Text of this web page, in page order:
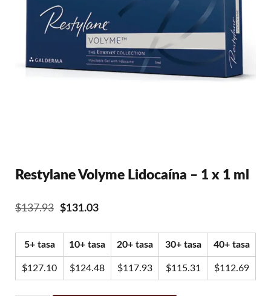
Restylane Volyme Lidocaína – 1 x 1 ml
$137.93
El
original
era:
$137.93.
$131.03
actual
es:
$131.03.
5+ tasa 10+ tasa 20+ tasa 30+ tasa 40+ tasa
$127.10 $124.48 $117.93 $115.31 $112.69